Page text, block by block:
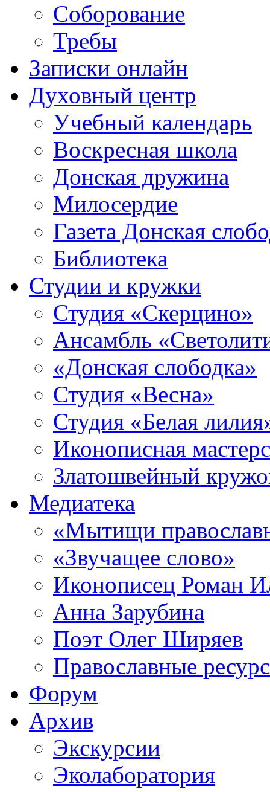
Соборование
Требы
Записки онлайн
Духовный центр
Учебный календарь
Воскресная школа
Донская дружина
Милосердие
Газета Донская
Библиотека
Студии и кружки
Студия «Скерцино»
Ансамбль
«Донская слободка»
Студия «Весна»
Студия «Белая
Иконописная
Златошвейный
Медиатека
«Мытищи
«Звучащее слово»
Иконописец Роман
Анна Зарубина
Поэт Олег Ширяев
Православные
Форум
Архив
Экскурсии
Эколаборатория